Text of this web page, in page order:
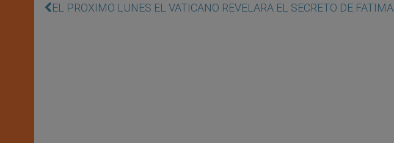
EL PROXIMO LUNES EL VATICANO REVELARA EL SECRETO DE FATIMA